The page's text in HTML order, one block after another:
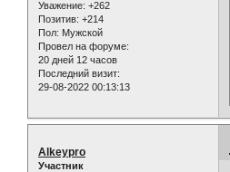
Уважение: +262
Позитив: +214
Пол: Мужской
Провел на форуме:
20 дней 12 часов
Последний визит:
29-08-2022 00:13:13
Alkeypro
Участник